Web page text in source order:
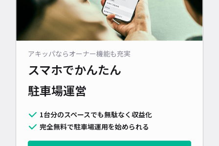
アキッパならオーナー機能も充実
スマホでかんたん
駐車場運営
1台分のスペースでも無駄なく収益化
完全無料で駐車場運用を始められる